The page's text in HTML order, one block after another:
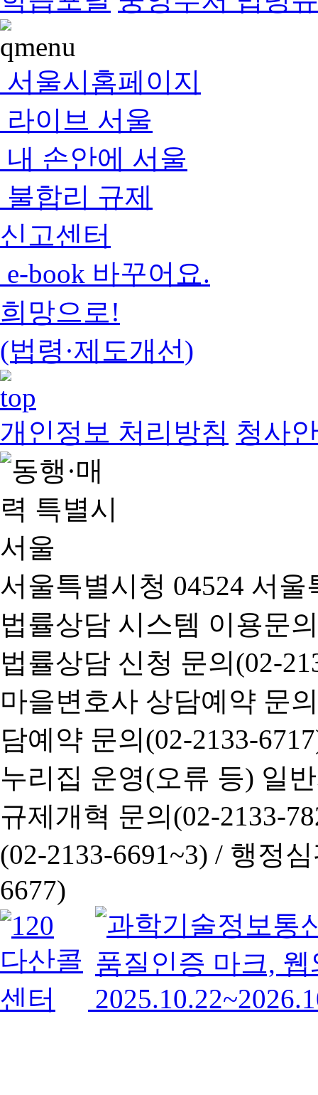
서울시홈페이지
라이브 서울
내 손안에 서울
불합리 규제
신고센터
e-book 바꾸어요.
희망으로!
(법령·제도개선)
개인정보 처리방침 청사
서울특별시청 04524 서
법률상담 시스템 이용문
법률상담 신청 문의(02-
마을변호사 상담예약 문
담예약 문의(02-2133-
누리집 운영(오류 등) 일
규제개혁 문의(02-2133-
(02-2133-6691~3) / 행정심
6677)